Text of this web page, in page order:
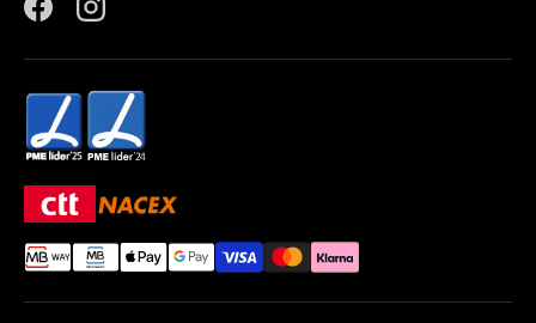
FacebookInstagram